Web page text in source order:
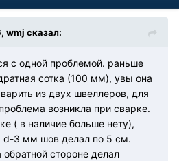
wmj сказал:
с одной проблемой. раньше
сотка (100 мм), увы она
из двух швеллеров, для
возникла при сварке.
( в наличие больше нету),
d-3 мм шов делал по 5 см.
стороне делал